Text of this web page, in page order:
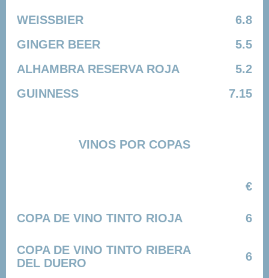
WEISSBIER
6.8
GINGER BEER
5.5
ALHAMBRA RESERVA ROJA
5.2
GUINNESS
7.15
VINOS POR COPAS
€
COPA DE VINO TINTO RIOJA 6
COPA DE VINO TINTO RIBERA
DEL DUERO
6